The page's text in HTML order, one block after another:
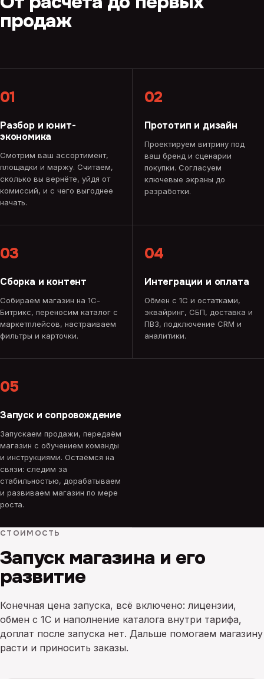
продаж
01
Разбор и юнит-
экономика
Смотрим ваш ассортимент,
площадки и маржу. Считаем,
сколько вы вернёте, уйдя от
комиссий, и с чего выгоднее
начать.
02
Прототип и дизайн
Проектируем витрину под
ваш бренд и сценарии
покупки. Согласуем
ключевые экраны до
разработки.
03
Сборка и контент
Собираем магазин на 1С-
Битрикс, переносим каталог с
маркетплейсов, настраиваем
фильтры и карточки.
04
Интеграции и оплата
Обмен с 1С и остатками,
эквайринг, СБП, доставка и
ПВЗ, подключение CRM и
аналитики.
05
Запуск и сопровождение
Запускаем продажи, передаём
магазин с обучением команды
и инструкциями. Остаёмся на
связи: следим за
стабильностью, дорабатываем
и развиваем магазин по мере
роста.
СТОИМОСТЬ
Запуск магазина и его
развитие
Конечная цена запуска, всё включено: лицензии,
обмен с 1С и наполнение каталога внутри тарифа,
доплат после запуска нет. Дальше помогаем магазину
расти и приносить заказы.